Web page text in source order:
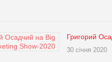
Григорий
30 січня 2020